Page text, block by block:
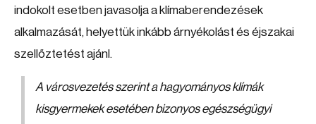
indokolt esetben javasolja a klímaberendezések
alkalmazását, helyettük inkább árnyékolást és éjszakai
szellőztetést ajánl.
A városvezetés szerint a hagyományos klímák
kisgyermekek esetében bizonyos egészségügyi